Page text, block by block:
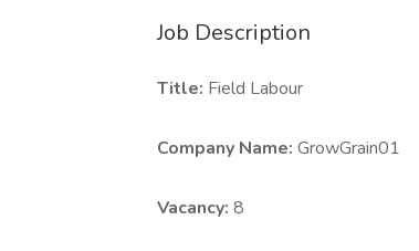
Job Description
Title: Field Labour
Company Name: GrowGrain01
Vacancy: 8